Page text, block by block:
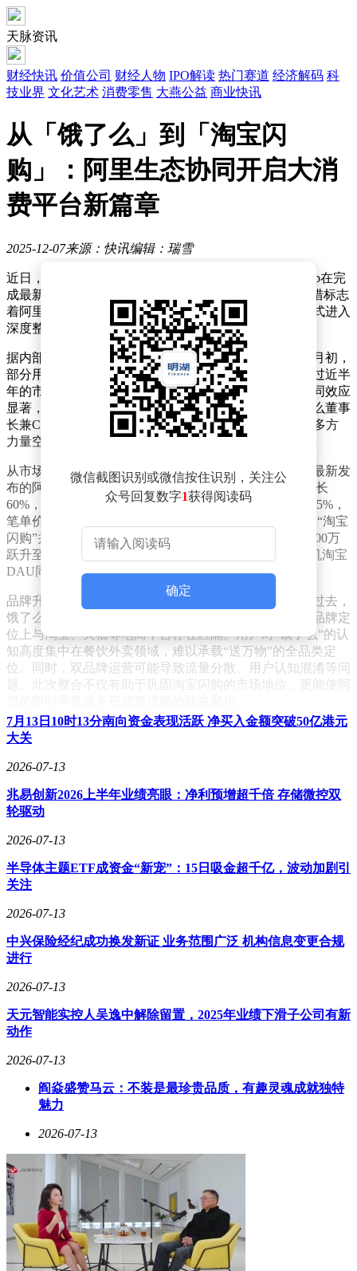
天脉资讯
财经快讯 价值公司 财经人物 IPO解读 热门赛道 经济解码 科
技业界 文化艺术 消费零售 大燕公益 商业快讯
从「饿了么」到「淘宝闪
购」：阿里生态协同开启大消
费平台新篇章
2025-12-07来源：快讯编辑：瑞雪
近日，淘宝闪购官方正式对外宣布，即日起“饿了么”App在完
成最新版本更新后，将全面更名为“淘宝闪购”。这一举措标志
着阿里生态体系内两大核心业务在经历前期探索后，正式进入
深度整合的新阶段。
据内部人士透露，此次品牌升级并非临时起意。早在11月初，
部分用户已通过灰度测试提前体验到应用名称变更。经过近半
年的市场验证，双方在流量、履约、供应链等环节的协同效应
显著，为全面整合奠定了基础。阿里集团合伙人、饿了么董事
长兼CEO范禹在内部信中强调，此次整合是阿里生态内多方
力量空前聚力的成果，体现了跨组织协同的高效与默契。
从市场表现来看，淘宝闪购的崛起速度令人瞩目。根据最新发
布的阿里2026财年Q2财报，其即时零售业务收入同比增长
60%，单位经济效益持续改善，非茶饮类订单占比突破75%，
笔单价环比增长两位数。自今年4月“淘宝小时达”升级为“淘宝
闪购”并入驻淘宝App首页一级入口后，其日订单量从4000万
跃升至1.2亿峰值，月度交易用户突破3亿，直接带动手机淘宝
DAU同比增长20%。
品牌升级的背后，是阿里对即时零售市场的深度布局。过去，
饿了么作为独立外卖平台，虽依托阿里生态资源，但在品牌定
位上与淘宝、天猫等电商平台存在区隔。用户对“饿了么”的认
知高度集中在餐饮外卖领域，难以承载“送万物”的全品类定
位。同时，双品牌运营可能导致流量分散、用户认知混淆等问
题。此次整合不仅有助于巩固淘宝闪购的市场地位，更能使阿
零售电商行业专家指出，当前即时零售市场的竞争已从补贴战
转向生态协同能力的比拼。阿里将饿了么并入淘宝闪购，本质
是将分散的资源整合为统一战线。数据显示，融合效应已初步
售服务；用户端，5300万88VIP会员的高消费潜力被激活，双
11期间人均100元以上正餐订单同比增长110%；供给端，天猫
数码、服饰等高价值商品实现“小时达”服务，双11期间日均订
单较9月环比增长198%。
履约效率的提升是此次整合的另一大亮点。饿了么400万年活
跃骑手与菜鸟物流协同后，单均配送成本降低0.5元，与头部
了“全域曝光”的红利。此前依赖单一平台的获客模式，如今可
同步接入淘宝、支付宝、高德三大超级App，曝光渠道翻倍。
态，连锁餐饮品牌门店数量较6月增长120%。
对于消费者而言，淘宝正在从单纯的电商平台转变为覆盖全场
景需求的大消费入口。用户无需切换多个应用，即可在一个平
台内完成从计划性购物到即时性需求的全链路消费。这种转变
格与速度的竞争，转向体验与信任的深度经营。
宝闪购已完成第一阶段的规模扩张，第二阶段的经济效益优化
符合预期。下一阶段将聚焦用户体验升级，重点经营高价值用
户，深化零售品类发展。他强调，未来的竞争不在于能否提供
半小时送达，而在于能否在一个App内满足所有消费需求，能
否帮助商家实现线上线下全域增长，以及能否通过技术提升履
约效率与服务质量。
这场变革的终极目标，是将“淘宝”的品牌心智从“万能的淘
宝”延伸为“万能的、且立即可得的淘宝”。当用户形成“所想即
微信截图识别或微信按住识别，关注公
众号回复数字1获得阅读码
确定
7月13日10时13分南向资金表现活跃 净买入金额突破50亿港元
大关
2026-07-13
兆易创新2026上半年业绩亮眼：净利预增超千倍 存储微控双
轮驱动
2026-07-13
半导体主题ETF成资金“新宠”：15日吸金超千亿，波动加剧引
关注
2026-07-13
中兴保险经纪成功换发新证 业务范围广泛 机构信息变更合规
进行
2026-07-13
天元智能实控人吴逸中解除留置，2025年业绩下滑子公司有新
动作
2026-07-13
阎焱盛赞马云：不装是最珍贵品质，有趣灵魂成就独特
魅力
2026-07-13